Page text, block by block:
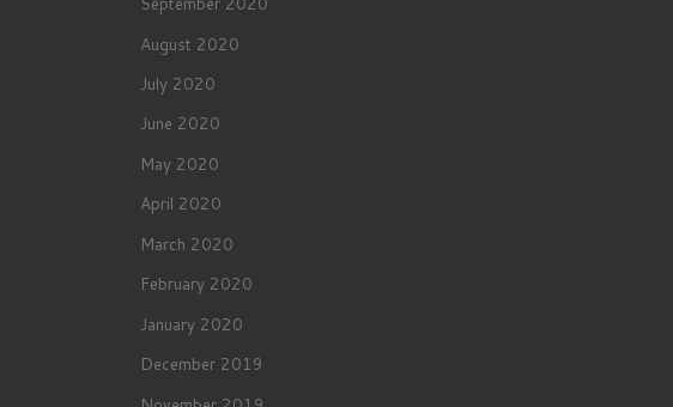
August 2020
July 2020
June 2020
May 2020
April 2020
March 2020
February 2020
January 2020
December 2019